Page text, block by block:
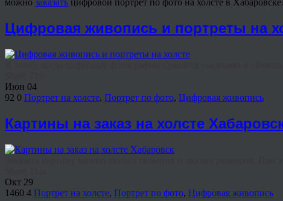
можно заказать цифровой портрет по фото на холсте в
Цифровая живопись и портреты на
Июн 04
92 0 Портрет на холсте, Портрет по фото, Цифровая живопись
Картины на заказ на холсте
Окт 29
1460 4 Портрет на холсте, Портрет по фото, Цифровая живопись